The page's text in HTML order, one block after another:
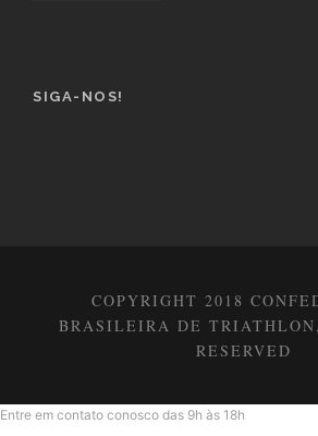
SIGA-NOS!
COPYRIGHT 2018
BRASILEIRA DE
RESERVED
Entre em contato conosco das 9h às 18h